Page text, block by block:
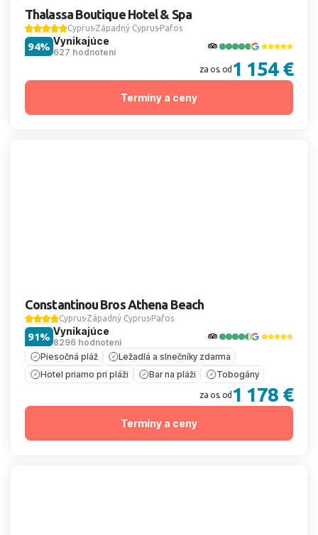
Thalassa Boutique Hotel & Spa
Cyprus Západný Cyprus Pafos
Vynikajúce
627 hodnotení
94%
za os. od 1 154 €
Termíny a ceny
Constantinou Bros Athena Beach
Cyprus Západný Cyprus Pafos
Vynikajúce
8296 hodnotení
91%
Piesočná pláž
Ležadlá a slnečníky zdarma
Hotel priamo pri pláži
Bar na pláži Tobogány
za os. od 1 178 €
Termíny a ceny